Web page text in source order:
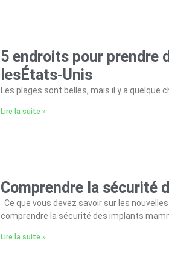
5 endroits pour prendre
lesÉtats-Unis
Les plages sont belles, mais il y a quelque
Lire la suite »
Comprendre la sécurité
Ce que vous devez savoir sur les
comprendre la sécurité des implants
Lire la suite »